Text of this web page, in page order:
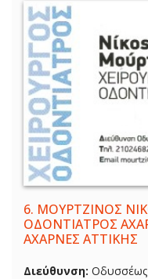
6. ΜΟΥΡΤΖΙΝΟΣ
ΟΔΟΝΤΙΑΤΡΟΣ
ΑΧΑΡΝΕΣ ΑΤΤΙΚΗΣ
Διεύθυνση: Οδυσσέως